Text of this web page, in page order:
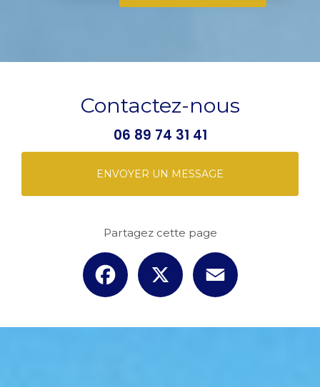
Contactez-nous
06 89 74 31 41
ENVOYER UN MESSAGE
Partagez cette page
Facebook